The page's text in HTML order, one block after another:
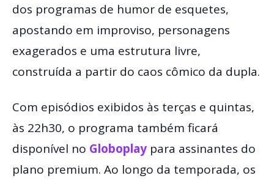
dos programas de humor de esquetes,
apostando em improviso, personagens
exagerados e uma estrutura livre,
construída a partir do caos cômico da dupla.
Com episódios exibidos às terças e quintas,
às 22h30, o programa também ficará
disponível no Globoplay para assinantes do
plano premium. Ao longo da temporada, os